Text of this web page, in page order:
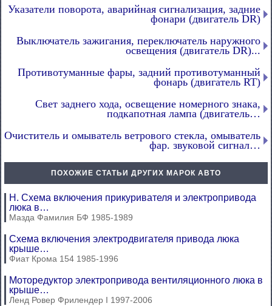
Указатели поворота, аварийная сигнализация, задние
фонари (двигатель DR)
Выключатель зажигания, переключатель наружного
освещения (двигатель DR)...
Противотуманные фары, задний противотуманный
фонарь (двигатель RT)
Свет заднего хода, освещение номерного знака,
подкапотная лампа (двигатель…
Очиститель и омыватель ветрового стекла, омыватель
фар. звуковой сигнал…
ПОХОЖИЕ СТАТЬИ ДРУГИХ МАРОК АВТО
H. Схема включения прикуривателя и электропривода
люка в…
Мазда Фамилия БФ 1985-1989
Схема включения электродвигателя привода люка
крыше…
Фиат Крома 154 1985-1996
Моторедуктор электропривода вентиляционного люка в
крыше…
Ленд Ровер Фрилендер I 1997-2006